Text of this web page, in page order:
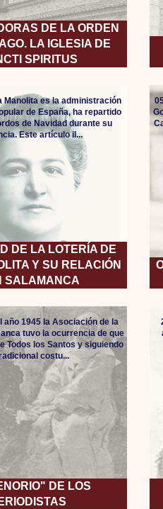
DE LA ORDEN
LA IGLESIA DE
SPIRITUS
DE LA LOTERÍA DE
Y SU RELACIÓN
SALAMANCA
Manolita es la administración
de España, ha repartido
de Navidad durante su
Este artículo il...
DE LOS
año 1945 la Asociación de la
tuvo la ocurrencia de que
Todos los Santos y siguiendo
costu...